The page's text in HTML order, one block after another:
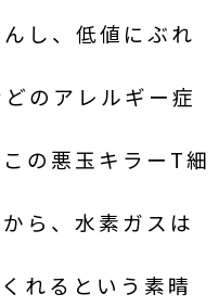
し、低値にぶれ
のアレルギー症
の悪玉キラーT細
ら、水素ガスは
れるという素晴